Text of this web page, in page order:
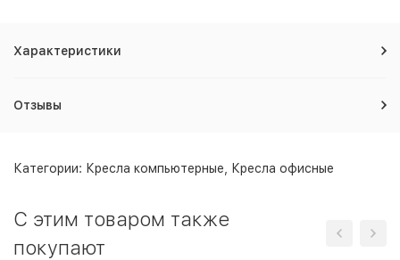
Характеристики
Отзывы
Категории: Кресла компьютерные Кресла офисные
C этим товаром также
покупают